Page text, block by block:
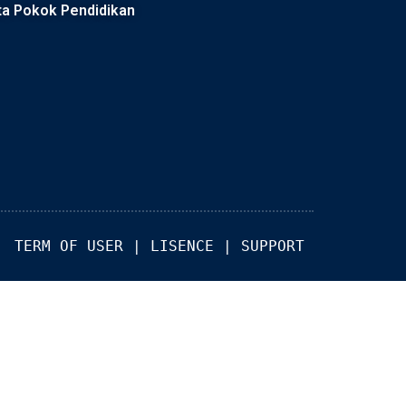
Pokok Pendidikan
TERM OF USER LISENCE SUPPORT